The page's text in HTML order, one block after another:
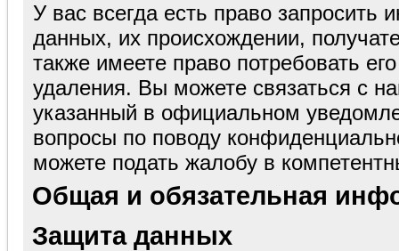
У вас всегда есть право
данных, их происхождении,
также имеете право потребовать
удаления. Вы можете связаться с
указанный в официальном
вопросы по поводу
можете подать жалобу в
Общая и обязательная
Защита данных